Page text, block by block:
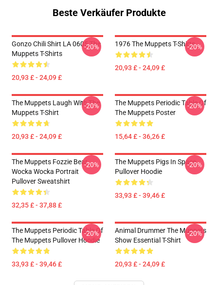
Beste Verkäufer Produkte
Gonzo Chili Shirt LA 0605 The
Muppets T-Shirts
20,93 £ - 24,09 £
-20% 1976 The Muppets T-Shirts
20,93 £ - 24,09 £
-20%
The Muppets Laugh With The
Muppets T-Shirt
20,93 £ - 24,09 £
-20%
The Muppets Periodic Table Of
The Muppets Poster
15,64 £ - 36,26 £
-20%
The Muppets Fozzie Bear
Wocka Wocka Portrait
Pullover Sweatshirt
32,35 £ - 37,88 £
-20%
The Muppets Pigs In Space
Pullover Hoodie
33,93 £ - 39,46 £
-20%
The Muppets Periodic Table Of
The Muppets Pullover Hoodie
33,93 £ - 39,46 £
-20%
Animal Drummer The Muppets
Show Essential T-Shirt
20,93 £ - 24,09 £
-20%